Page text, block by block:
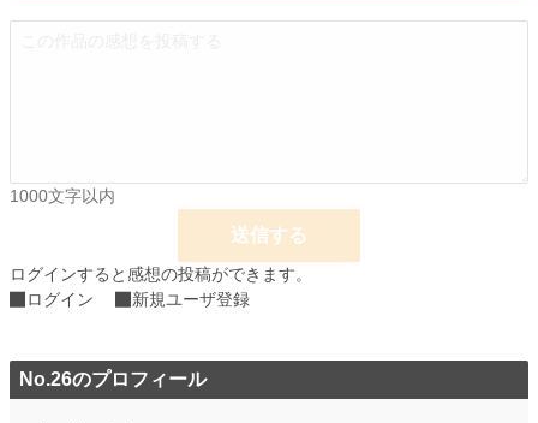
更新日時 2023.03.05 02:20
月間ポイント 63 pt (75,351 位)
1,262 pt (78,578 位)
累計ポイント 51,352 pt (43,948 位)
1000文字以内
送信する
ログインすると感想の投稿ができます。
ログイン
新規ユーザ登録
No.26のプロフィール